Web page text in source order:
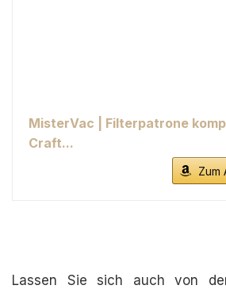
MisterVac | Filterpatrone
Craft...
Zum
Lassen Sie sich auch von